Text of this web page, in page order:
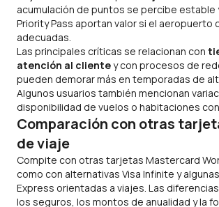
acumulación de puntos se percibe estable
Priority Pass aportan valor si el aeropuerto
adecuadas.
Las principales críticas se relacionan con
atención al clientey con procesos de
pueden demorar más en temporadas de
Algunos usuarios también mencionan
disponibilidad de vuelos o habitaciones
Comparación con otras
de viaje
Compite con otras tarjetas Mastercard
como con alternativas Visa Infinite y
Express orientadas a viajes. Las
los seguros, los montos de anualidad y la